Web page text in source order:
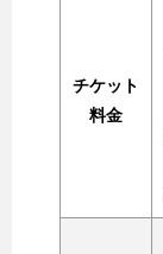
チケット
料金